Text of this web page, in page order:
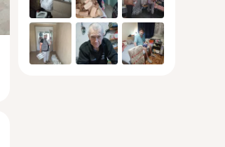
Целью фонда является
социальная поддержка и
защита граждан, помощь
инвалидам, детям-сиротам